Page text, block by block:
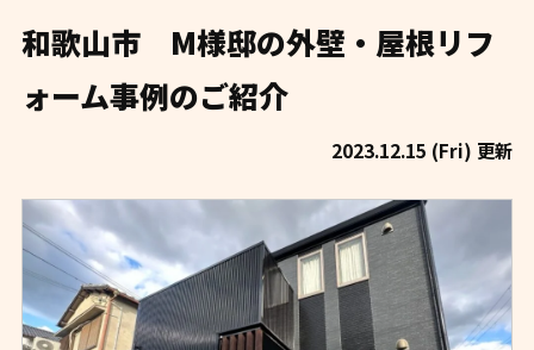
和歌山市 M様邸の外壁・屋根リフ
ォーム事例のご紹介
2023.12.15 (Fri) 更新